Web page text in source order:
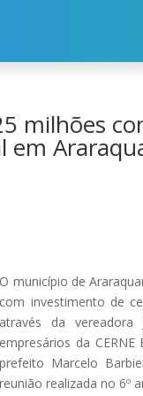
25 milhões construirá
milhões
em
O município de
com investimento de
através da vereadora
empresários da
prefeito Marcelo
reunião realizada no 6º